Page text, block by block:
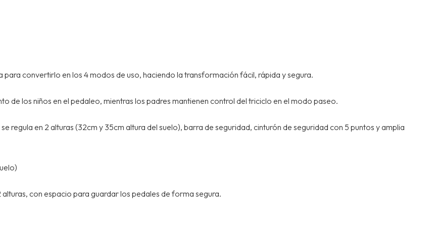
convertirlo en los 4 modos de uso, haciendo la transformación fácil, rápida y segura.
de los niños en el pedaleo, mientras los padres mantienen control del triciclo en el modo paseo.
regula en 2 alturas (32cm y 35cm altura del suelo), barra de seguridad, cinturón de seguridad con 5 puntos y amplia
con espacio para guardar los pedales de forma segura.